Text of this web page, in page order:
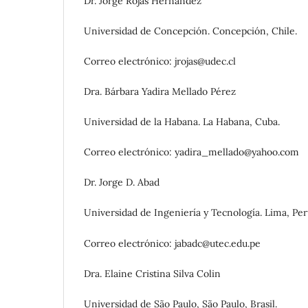
Universidad de Concepción. Concepción, Chile.
Correo electrónico: jrojas@udec.cl
Dra. Bárbara Yadira Mellado Pérez
Universidad de la Habana. La Habana, Cuba.
Correo electrónico: yadira_mellado@yahoo.com
Dr. Jorge D. Abad
Universidad de Ingeniería y Tecnología. Lima,
Correo electrónico: jabadc@utec.edu.pe
Dra. Elaine Cristina Silva Colin
Universidad de São Paulo, São Paulo, Brasil.